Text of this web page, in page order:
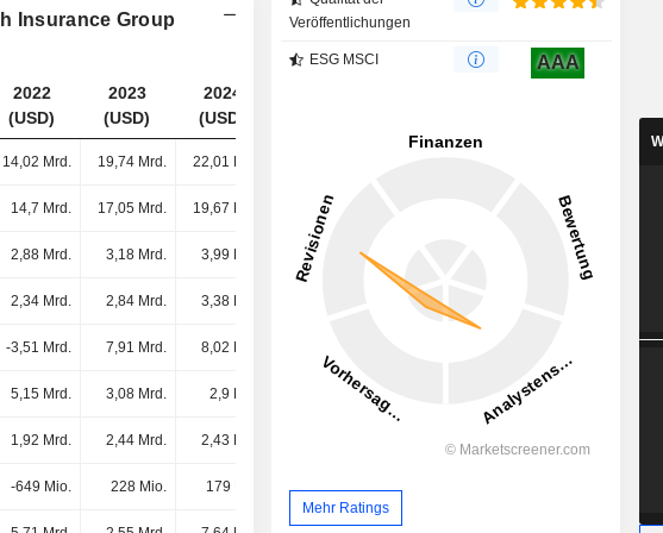
Insurance Group
2022
(USD)
2023
(USD)
2024
(USD)
14,02 Mrd. 19,74 Mrd. 22,01 Mrd.
14,7 Mrd. 17,05 Mrd. 19,67 Mrd. 21,66 Mrd.
2,88 Mrd. 3,18 Mrd. 3,99 Mrd. 4,31 Mrd.
2,34 Mrd. 2,84 Mrd. 3,38 Mrd.
-3,51 Mrd. 7,91 Mrd. 8,02 Mrd.
5,15 Mrd. 3,08 Mrd. 2,9 Mrd. 2,92 Mrd.
1,92 Mrd. 2,44 Mrd. 2,43 Mrd.
-649 Mio. 228 Mio. 179 Mio. 78 Mio.
Veröffentlichungen
ESG MSCI AAA
Mehr Ratings